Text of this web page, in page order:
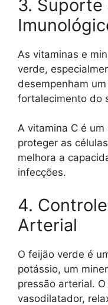
3. Suporte
As vitaminas e
verde,
desempenham
fortalecimento do
A vitamina C é
proteger as
melhora a
infecções.
4.
Arterial
O feijão verde é
potássio, um
pressão arterial.
vasodilatador,